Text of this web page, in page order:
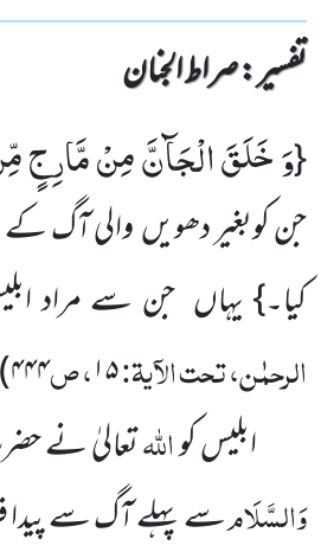
تفسیر : ‎صراط الجنان
{وَ خَلَقَ الْجَآنَّ مِنْ مَّارِجٍ
جن کوبغیر دھویں والی آگ
کیا۔} یہاں جن سے مراد
الرحمٰن، تحت الآیۃ:۱۵، ص۴۴۴)
ابلیس کواللہتعالیٰ نے
وَالسَّلَامسے پہلے آگ سے پیدا